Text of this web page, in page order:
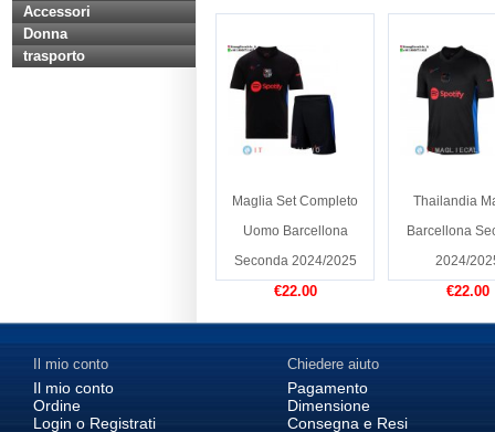
Accessori
Donna
trasporto
Maglia Set Completo
Uomo Barcellona
Seconda 2024/2025
€22.00
Thailandia
Barcellona
2024/
€22.00
Il mio conto
Il mio conto
Ordine
Login o Registrati
Chiedere aiuto
Pagamento
Dimensione
Consegna e Resi